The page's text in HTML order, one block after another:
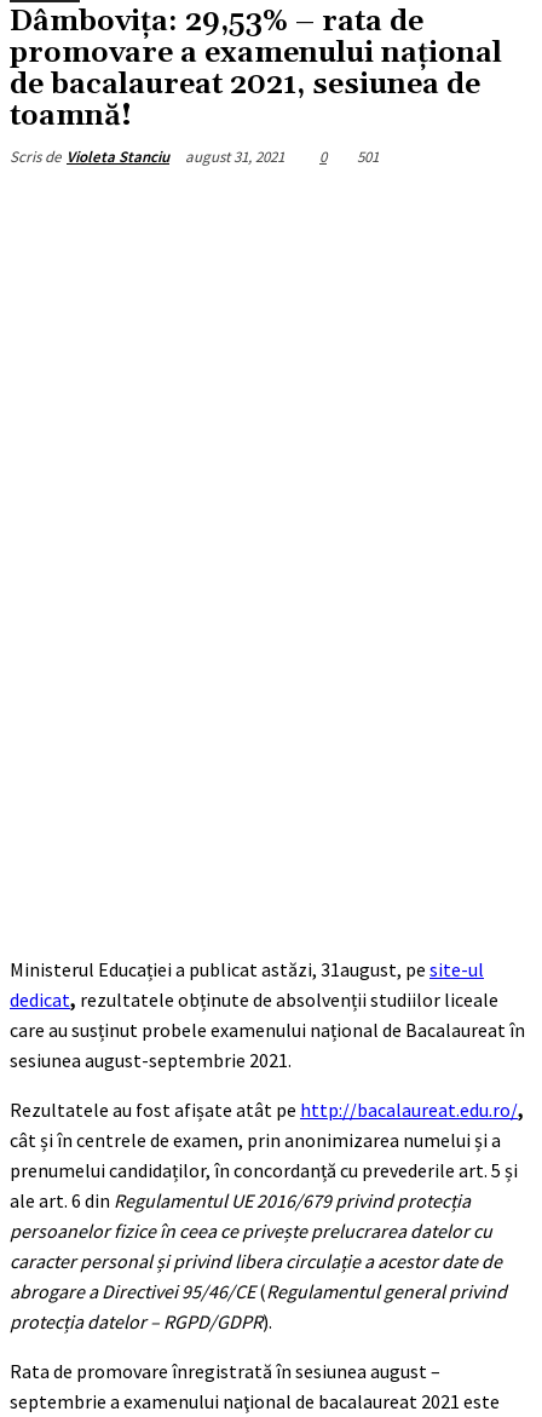
Dâmbovița: 29,53% – rata de
promovare a examenului naţional
de bacalaureat 2021, sesiunea de
toamnă!
Scris de Violeta Stanciu august 31, 2021 0 501
Ministerul Educației a publicat astăzi, 31august, pe site-ul
dedicat, rezultatele obținute de absolvenții studiilor liceale
care au susținut probele examenului național de Bacalaureat în
sesiunea august-septembrie 2021.
Rezultatele au fost afișate atât pe http://bacalaureat.edu.ro/,
cât și în centrele de examen, prin anonimizarea numelui și a
prenumelui candidaților, în concordanță cu prevederile art. 5 și
ale art. 6 din Regulamentul UE 2016/679 privind protecția
persoanelor fizice în ceea ce privește prelucrarea datelor cu
caracter personal și privind libera circulație a acestor date de
abrogare a Directivei 95/46/CE(Regulamentul general privind
protecția datelor – RGPD/GDPR).
Rata de promovare înregistrată în sesiunea august –
septembrie a examenului naţional de bacalaureat 2021 este